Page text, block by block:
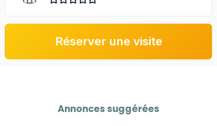
Réserver une visite
Annonces suggérées